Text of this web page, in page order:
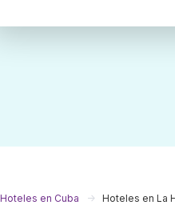
Hoteles en Cuba Hoteles en La